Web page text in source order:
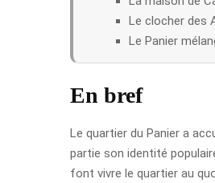
Le clocher des
Le Panier
En bref
Le quartier du Panier a
partie son identité
font vivre le quartier au